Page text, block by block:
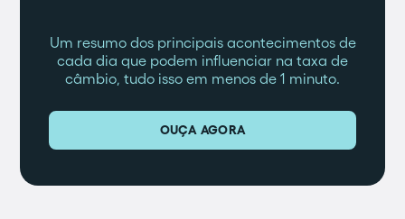
Um resumo dos principais acontecimentos de
cada dia que podem influenciar na taxa de
câmbio, tudo isso em menos de 1 minuto.
OUÇA AGORA